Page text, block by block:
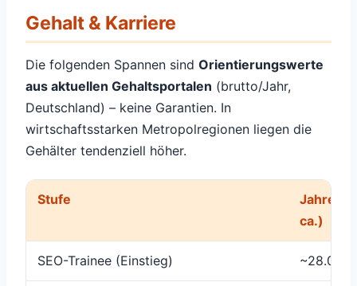
Gehalt & Karriere
Die folgenden Spannen sind Orientierungswerte
aus aktuellen Gehaltsportalen (brutto/Jahr,
Deutschland) – keine Garantien. In
wirtschaftsstarken Metropolregionen liegen die
Gehälter tendenziell höher.
Stufe
ca.)
SEO-Trainee (Einstieg)